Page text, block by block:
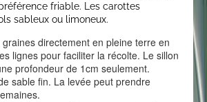
friable. Les carottes
sableux ou limoneux.
directement en pleine terre en
lignes pour faciliter la récolte. Le sillon
profondeur de 1cm seulement.
sable fin. La levée peut prendre